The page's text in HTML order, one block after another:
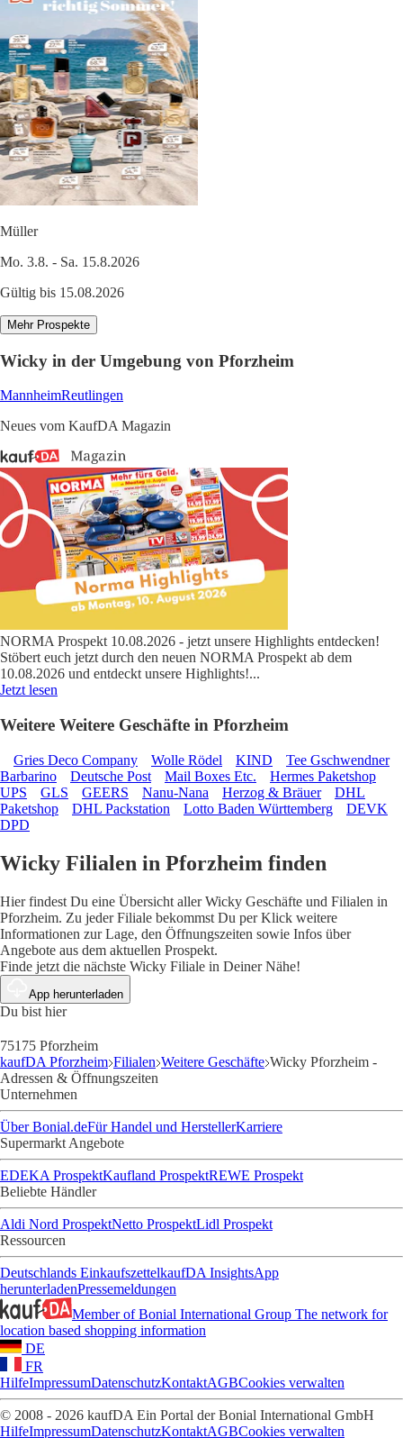
Müller
Mo. 3.8. - Sa. 15.8.2026
Gültig bis 15.08.2026
Mehr Prospekte
Wicky in der Umgebung von Pforzheim
MannheimReutlingen
Neues vom KaufDA Magazin
NORMA Prospekt 10.08.2026 - jetzt unsere Highlights entdecken!
Stöbert euch jetzt durch den neuen NORMA Prospekt ab dem
10.08.2026 und entdeckt unsere Highlights!...
Jetzt lesen
Weitere Weitere Geschäfte in Pforzheim
Gries Deco Company Wolle Rödel KIND
Tee Gschwendner
Barbarino
Deutsche Post Mail Boxes Etc.
Hermes Paketshop
UPS
GLS GEERS Nanu-Nana Herzog & Bräuer
DHL
Paketshop
DHL Packstation Lotto Baden Württemberg
DEVK
DPD
Wicky Filialen in Pforzheim finden
Hier findest Du eine Übersicht aller Wicky Geschäfte und Filialen in
Pforzheim. Zu jeder Filiale bekommst Du per Klick weitere
Informationen zur Lage, den Öffnungszeiten sowie Infos über
Angebote aus dem aktuellen Prospekt.
Finde jetzt die nächste Wicky Filiale in Deiner Nähe!
App herunterladen
Du bist hier
75175 Pforzheim
kaufDA Pforzheim Filialen Weitere Geschäfte Wicky Pforzheim -
Adressen & Öffnungszeiten
Unternehmen
Über Bonial.deFür Handel und HerstellerKarriere
Supermarkt Angebote
EDEKA ProspektKaufland ProspektREWE Prospekt
Beliebte Händler
Aldi Nord ProspektNetto ProspektLidl Prospekt
Ressourcen
Deutschlands EinkaufszettelkaufDA InsightsApp
herunterladenPressemeldungen
Member of Bonial International Group The network for
location based shopping information
DE
FR
HilfeImpressumDatenschutzKontaktAGBCookies verwalten
© 2008 - 2026 kaufDA Ein Portal der Bonial International GmbH
HilfeImpressumDatenschutzKontaktAGBCookies verwalten